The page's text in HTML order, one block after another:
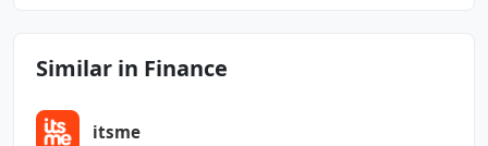
android.permission.USE_BIOMETRIC
android.permission.USE_FINGERPRINT
android.permission.VIBRATE
Similar in Finance
itsme